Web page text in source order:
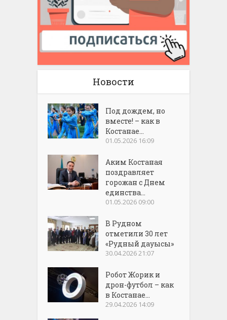
Новости
Под дождем, но
вместе! – как в
Костанае...
01.05.2026 16:09
Аким Костаная
поздравляет
горожан с Днем
единства...
01.05.2026 09:00
В Рудном
отметили 30 лет
«Рудный дауысы»
30.04.2026 21:07
Робот Жорик и
дрон-футбол – как
в Костанае...
29.04.2026 14:09